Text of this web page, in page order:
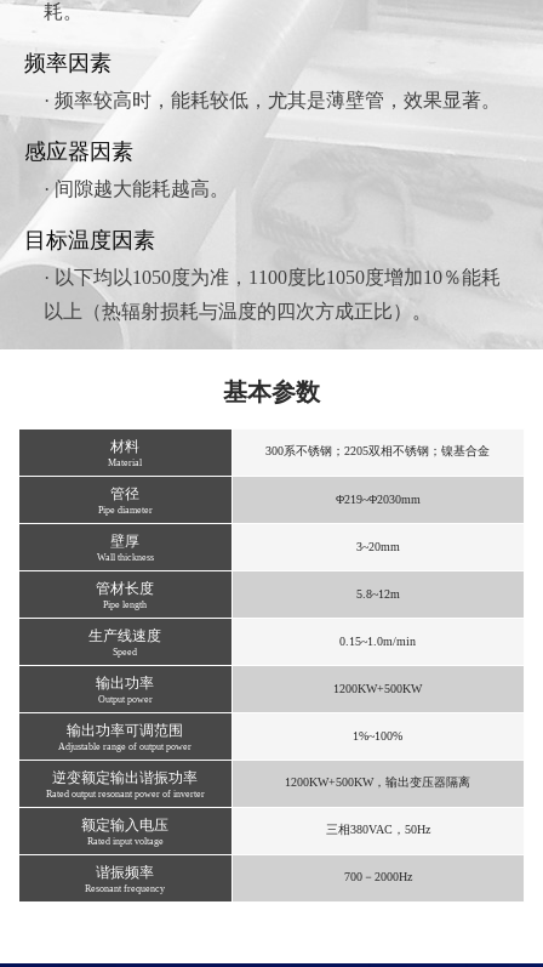
耗。
频率因素
· 频率较高时，能耗较低，尤其是薄壁管，效果显著。
感应器因素
· 间隙越大能耗越高。
目标温度因素
· 以下均以1050度为准，1100度比1050度增加10％能耗
以上（热辐射损耗与温度的四次方成正比）。
基本参数
材料
Material
300系不锈钢；2205双相不锈钢；镍基合金
管径
Pipe diameter
Φ219~Φ2030mm
壁厚
Wall thickness
3~20mm
管材长度
Pipe length
5.8~12m
生产线速度
Speed
0.15~1.0m/min
输出功率
Output power
1200KW+500KW
输出功率可调范围
Adjustable range of output power
1%~100%
逆变额定输出谐振功率
Rated output resonant power of inverter
1200KW+500KW，输出变压器隔离
额定输入电压
Rated input voltage
三相380VAC，50Hz
谐振频率
Resonant frequency
700－2000Hz